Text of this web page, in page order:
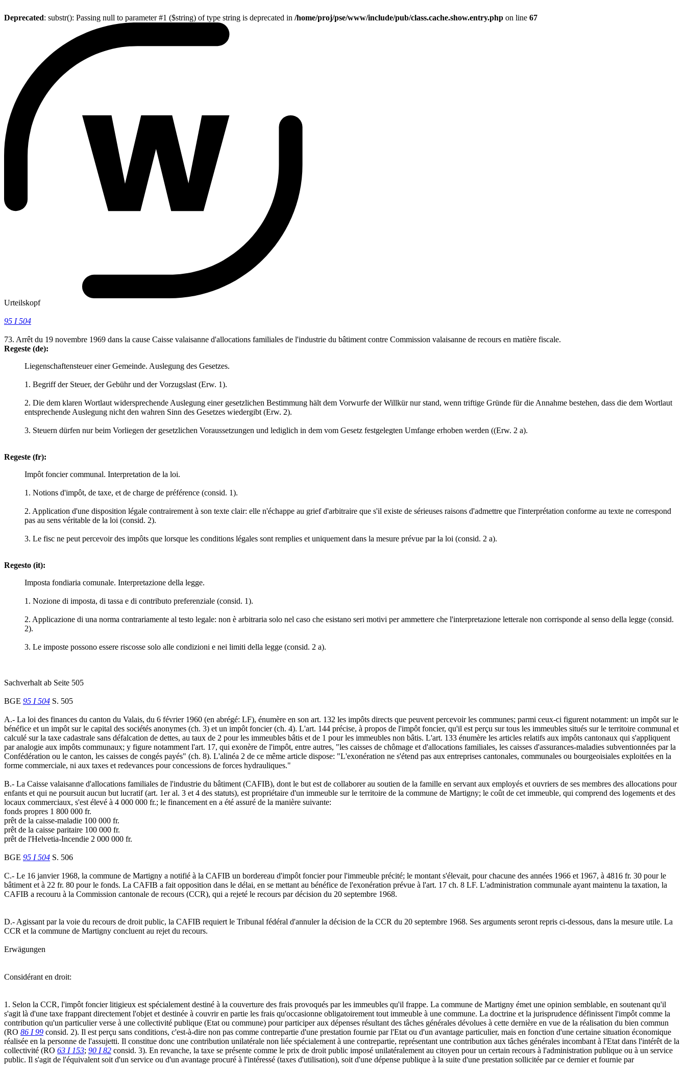
Deprecated: substr(): Passing null to parameter #1 ($string) of type string is deprecated in /home/proj/pse/www/include/pub/class.cache.show.entry.php on line 67
Urteilskopf
95 I 504
73. Arrêt du 19 novembre 1969 dans la cause Caisse valaisanne d'allocations familiales de l'industrie du bâtiment contre Commission valaisanne de recours en matière fiscale.
Regeste (de):
Liegenschaftensteuer einer Gemeinde. Auslegung des Gesetzes.
1. Begriff der Steuer, der Gebühr und der Vorzugslast (Erw. 1).
2. Die dem klaren Wortlaut widersprechende Auslegung einer gesetzlichen Bestimmung hält dem Vorwurfe der Willkür nur stand, wenn triftige Gründe für die Annahme bestehen, dass die dem Wortlaut
entsprechende Auslegung nicht den wahren Sinn des Gesetzes wiedergibt (Erw. 2).
3. Steuern dürfen nur beim Vorliegen der gesetzlichen Voraussetzungen und lediglich in dem vom Gesetz festgelegten Umfange erhoben werden ((Erw. 2 a).
Regeste (fr):
Impôt foncier communal. Interpretation de la loi.
1. Notions d'impôt, de taxe, et de charge de préférence (consid. 1).
2. Application d'une disposition légale contrairement à son texte clair: elle n'échappe au grief d'arbitraire que s'il existe de sérieuses raisons d'admettre que l'interprétation conforme au texte ne correspond
pas au sens véritable de la loi (consid. 2).
3. Le fisc ne peut percevoir des impôts que lorsque les conditions légales sont remplies et uniquement dans la mesure prévue par la loi (consid. 2 a).
Regesto (it):
Imposta fondiaria comunale. Interpretazione della legge.
1. Nozione di imposta, di tassa e di contributo preferenziale (consid. 1).
2. Applicazione di una norma contrariamente al testo legale: non è arbitraria solo nel caso che esistano seri motivi per ammettere che l'interpretazione letterale non corrisponde al senso della legge (consid.
2).
3. Le imposte possono essere riscosse solo alle condizioni e nei limiti della legge (consid. 2 a).
Sachverhalt ab Seite 505
BGE 95 I 504 S. 505
A.- La loi des finances du canton du Valais, du 6 février 1960 (en abrégé: LF), énumère en son art. 132 les impôts directs que peuvent percevoir les communes; parmi ceux-ci figurent notamment: un impôt sur le
bénéfice et un impôt sur le capital des sociétés anonymes (ch. 3) et un impôt foncier (ch. 4). L'art. 144 précise, à propos de l'impôt foncier, qu'il est perçu sur tous les immeubles situés sur le territoire communal et
calculé sur la taxe cadastrale sans défalcation de dettes, au taux de 2 pour les immeubles bâtis et de 1 pour les immeubles non bâtis. L'art. 133 énumère les articles relatifs aux impôts cantonaux qui s'appliquent
par analogie aux impôts communaux; y figure notamment l'art. 17, qui exonère de l'impôt, entre autres, "les caisses de chômage et d'allocations familiales, les caisses d'assurances-maladies subventionnées par la
Confédération ou le canton, les caisses de congés payés" (ch. 8). L'alinéa 2 de ce même article dispose: "L'exonération ne s'étend pas aux entreprises cantonales, communales ou bourgeoisiales exploitées en la
forme commerciale, ni aux taxes et redevances pour concessions de forces hydrauliques."
B.- La Caisse valaisanne d'allocations familiales de l'industrie du bâtiment (CAFIB), dont le but est de collaborer au soutien de la famille en servant aux employés et ouvriers de ses membres des allocations pour
enfants et qui ne poursuit aucun but lucratif (art. 1er al. 3 et 4 des statuts), est propriétaire d'un immeuble sur le territoire de la commune de Martigny; le coût de cet immeuble, qui comprend des logements et des
locaux commerciaux, s'est élevé à 4 000 000 fr.; le financement en a été assuré de la manière suivante:
fonds propres 1 800 000 fr.
prêt de la caisse-maladie 100 000 fr.
prêt de la caisse paritaire 100 000 fr.
prêt de l'Helvetia-Incendie 2 000 000 fr.
BGE 95 I 504 S. 506
C.- Le 16 janvier 1968, la commune de Martigny a notifié à la CAFIB un bordereau d'impôt foncier pour l'immeuble précité; le montant s'élevait, pour chacune des années 1966 et 1967, à 4816 fr. 30 pour le
bâtiment et à 22 fr. 80 pour le fonds. La CAFIB a fait opposition dans le délai, en se mettant au bénéfice de l'exonération prévue à l'art. 17 ch. 8 LF. L'administration communale ayant maintenu la taxation, la
CAFIB a recouru à la Commission cantonale de recours (CCR), qui a rejeté le recours par décision du 20 septembre 1968.
D.- Agissant par la voie du recours de droit public, la CAFIB requiert le Tribunal fédéral d'annuler la décision de la CCR du 20 septembre 1968. Ses arguments seront repris ci-dessous, dans la mesure utile. La
CCR et la commune de Martigny concluent au rejet du recours.
Erwägungen
Considérant en droit:
1. Selon la CCR, l'impôt foncier litigieux est spécialement destiné à la couverture des frais provoqués par les immeubles qu'il frappe. La commune de Martigny émet une opinion semblable, en soutenant qu'il
s'agit là d'une taxe frappant directement l'objet et destinée à couvrir en partie les frais qu'occasionne obligatoirement tout immeuble à une commune. La doctrine et la jurisprudence définissent l'impôt comme la
contribution qu'un particulier verse à une collectivité publique (Etat ou commune) pour participer aux dépenses résultant des tâches générales dévolues à cette dernière en vue de la réalisation du bien commun
(RO 86 I 99 consid. 2). Il est perçu sans conditions, c'est-à-dire non pas comme contrepartie d'une prestation fournie par l'Etat ou d'un avantage particulier, mais en fonction d'une certaine situation économique
réalisée en la personne de l'assujetti. Il constitue donc une contribution unilatérale non liée spécialement à une contrepartie, représentant une contribution aux tâches générales incombant à l'Etat dans l'intérêt de la
collectivité (RO 63 I 153; 90 I 82 consid. 3). En revanche, la taxe se présente comme le prix de droit public imposé unilatéralement au citoyen pour un certain recours à l'administration publique ou à un service
public. Il s'agit de l'équivalent soit d'un service ou d'un avantage procuré à l'intéressé (taxes d'utilisation), soit d'une dépense publique à la suite d'une prestation sollicitée par ce dernier et fournie par